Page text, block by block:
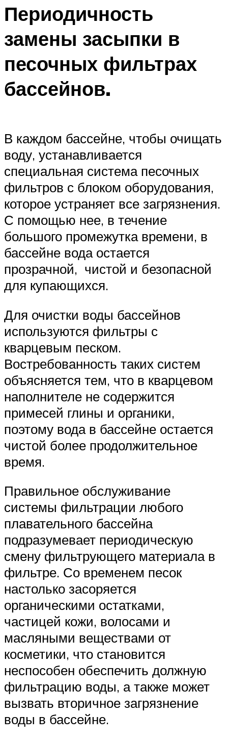
Периодичность
замены засыпки в
песочных фильтрах
бассейнов.
В каждом бассейне, чтобы очищать
воду, устанавливается
специальная система песочных
фильтров с блоком оборудования,
которое устраняет все загрязнения.
С помощью нее, в течение
большого промежутка времени, в
бассейне вода остается
прозрачной, чистой и безопасной
для купающихся.
Для очистки воды бассейнов
используются фильтры с
кварцевым песком.
Востребованность таких систем
объясняется тем, что в кварцевом
наполнителе не содержится
примесей глины и органики,
поэтому вода в бассейне остается
чистой более продолжительное
время.
Правильное обслуживание
системы фильтрации любого
плавательного бассейна
подразумевает периодическую
смену фильтрующего материала в
фильтре. Со временем песок
настолько засоряется
органическими остатками,
частицей кожи, волосами и
масляными веществами от
косметики, что становится
неспособен обеспечить должную
фильтрацию воды, а также может
вызвать вторичное загрязнение
воды в бассейне.